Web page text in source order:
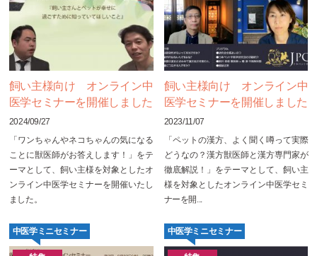
飼い主様向け オンライン中
医学セミナーを開催しました
2024/09/27
「ワンちゃんやネコちゃんの気になる
ことに獣医師がお答えします！」をテ
ーマとして、飼い主様を対象としたオ
ンライン中医学セミナーを開催いたし
ました。
飼い主様向け オンライン中
医学セミナーを開催しました
2023/11/07
「ペットの漢方、よく聞く噂って実際
どうなの？漢方獣医師と漢方専門家が
徹底解説！」をテーマとして、飼い主
様を対象としたオンライン中医学セミ
ナーを開...
中医学ミニセミナー 中医学ミニセミナー